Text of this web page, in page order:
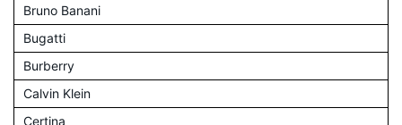
Bruno Banani
Bugatti
Burberry
Calvin Klein
Certina